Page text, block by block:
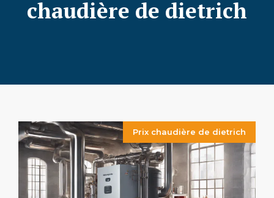
chaudière de dietrich
Prix chaudière de dietrich